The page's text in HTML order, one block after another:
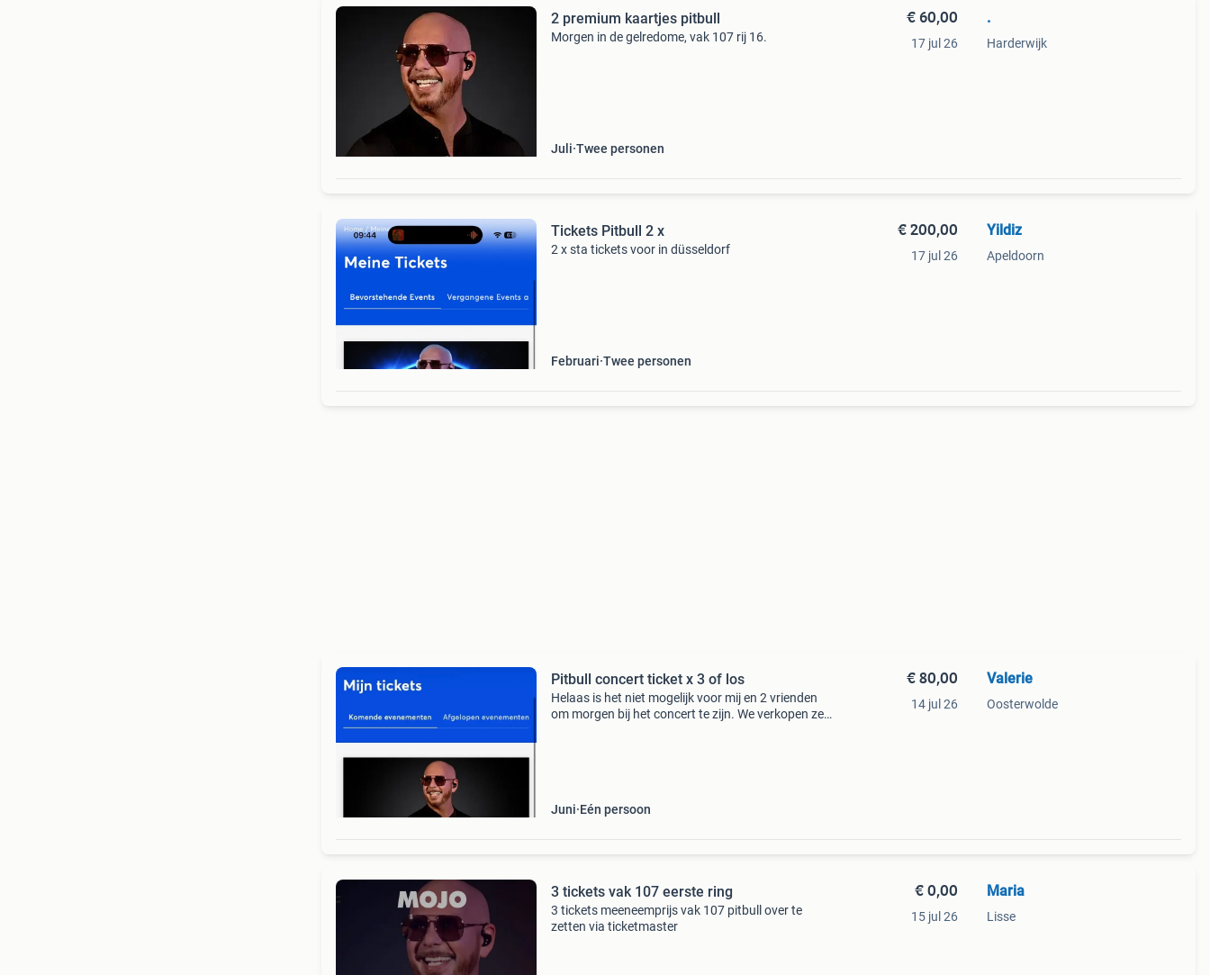
2 premium kaartjes pitbull
Morgen in de gelredome, vak 107 rij 16.
Juli Twee personen
€ 60,00
17 jul 26
.
Harderwijk
Tickets Pitbull 2 x
2 x sta tickets voor in düsseldorf
Februari Twee personen
€ 200,00
17 jul 26
Yildiz
Apeldoorn
Pitbull concert ticket x 3 of los
Helaas is het niet mogelijk voor mij en 2 vrienden
om morgen bij het concert te zijn. We verkopen ze
Juni Eén persoon
€ 80,00
14 jul 26
Valerie
Oosterwolde
3 tickets vak 107 eerste ring
3 tickets meeneemprijs vak 107 pitbull over te
zetten via ticketmaster
€ 0,00
15 jul 26
Maria
Lisse